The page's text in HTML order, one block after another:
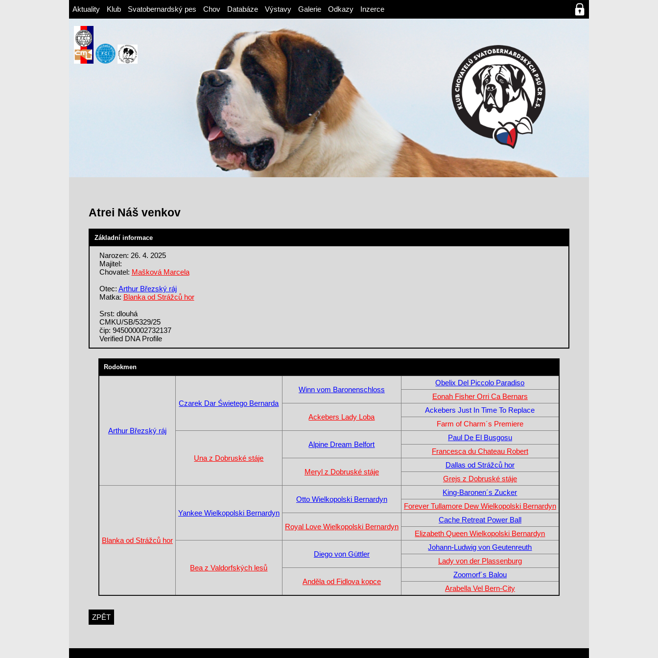
Aktuality Klub Svatobernardský pes Chov Databáze Výstavy Galerie Odkazy Inzerce
Atrei Náš venkov
Základní informace
Narozen: 26. 4. 2025
Majitel:
Chovatel: Mašková Marcela
Otec: Arthur Březský ráj
Matka: Blanka od Strážců hor
Srst: dlouhá
CMKU/SB/5329/25
čip: 945000002732137
Verified DNA Profile
Rodokmen
Arthur Březský ráj
Czarek Dar Świetego Bernarda
Winn vom Baronenschloss
Obelix Del Piccolo Paradiso
Eonah Fisher Orri Ca Bernars
Ackebers Lady Loba
Ackebers Just In Time To Replace
Farm of Charm´s Premiere
Una z Dobruské stáje
Alpine Dream Belfort
Paul De El Busgosu
Francesca du Chateau Robert
Meryl z Dobruské stáje
Dallas od Strážců hor
Grejs z Dobruské stáje
Blanka od Strážců hor
Yankee Wielkopolski Bernardyn
Otto Wielkopolski Bernardyn
King-Baronen´s Zucker
Forever Tullamore Dew Wielkopolski Bernardyn
Royal Love Wielkopolski Bernardyn
Cache Retreat Power Ball
Elizabeth Queen Wielkopolski Bernardyn
Bea z Valdorfských lesů
Diego von Güttler
Johann-Ludwig von Geutenreuth
Lady von der Plassenburg
Anděla od Fidlova kopce
Zoomorf´s Balou
Arabella Vel Bern-City
ZPĚT